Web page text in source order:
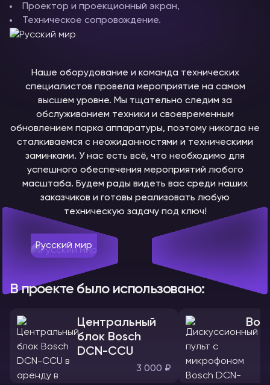
Проектор и проекционный экран,
Техническое сопровождение.
Наше оборудование и команда технических
специалистов провела мероприятие на самом
высшем уровне. Мы тщательно следим за
обслуживанием техники и своевременным
обновлением парка аппаратуры, поэтому никогда не
сталкиваемся с неожиданностями и техническими
заминками. У нас есть всё, что необходимо для
успешного обеспечения мероприятий любого
масштаба. Будем рады видеть вас среди наших
заказчиков и готовы реализовать любую
техническую задачу под ключ!
Русский мир
В проекте было использовано:
Центральный
блок Bosch
DCN-CCU
3 000 ₽